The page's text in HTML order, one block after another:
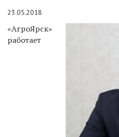
23.05.2018
«АгроЯрск»
работает